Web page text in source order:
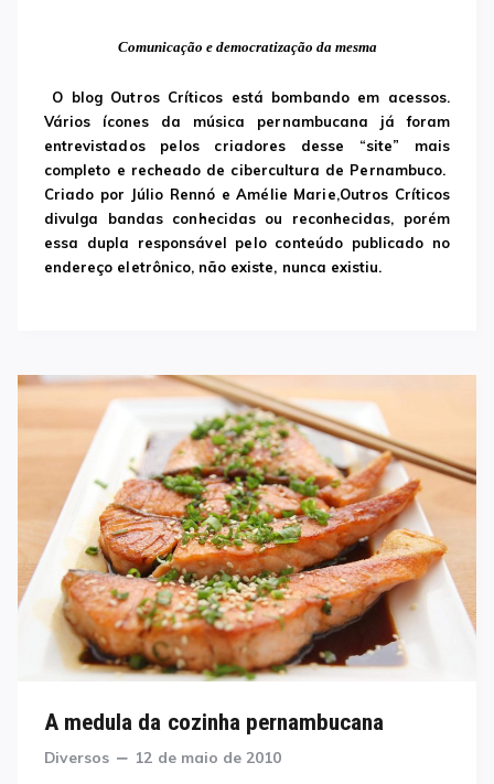
Comunicação e democratização da mesma
O blog Outros Críticos está bombando em acessos.
Vários ícones da música pernambucana já foram
entrevistados pelos criadores desse “site” mais
completo e recheado de cibercultura de Pernambuco.
Criado por Júlio Rennó e Amélie Marie,Outros Críticos
divulga bandas conhecidas ou reconhecidas, porém
essa dupla responsável pelo conteúdo publicado no
endereço eletrônico, não existe, nunca existiu.
A medula da cozinha pernambucana
Categories
Diversos
Posted
12 de maio de 2010